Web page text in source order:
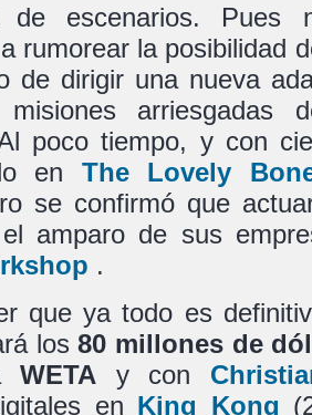
de escenarios.
rumorear la posibilidad
de dirigir una nueva
arriesgadas
poco tiempo, y con
en The Lovely
se confirmó que
amparo de sus
.
que ya todo es
los80 millones de
WETA y con
en King Kong